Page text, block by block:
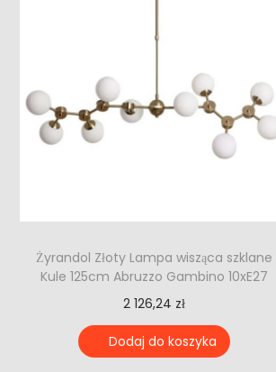
Żyrandol Złoty Lampa wisząca szklane
Kule 125cm Abruzzo Gambino 10xE27
2 126,24 zł
Dodaj do koszyka